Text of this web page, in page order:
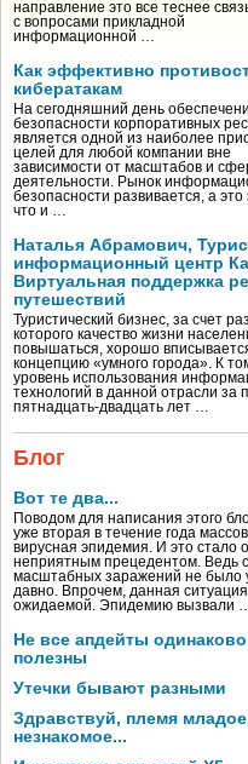
направление это все теснее
с вопросами прикладной
информационной …
Как эффективно
кибератакам
На сегодняшний день
безопасности корпоративных
является одной из наиболее
целей для любой компании вне
зависимости от масштабов и
деятельности. Рынок
безопасности развивается, а это
что и …
Наталья Абрамович,
информационный центр
Виртуальная поддержка
путешествий
Туристический бизнес, за счет
которого качество жизни
повышаться, хорошо
концепцию «умного города». К
уровень использования
технологий в данной отрасли за
пятнадцать-двадцать лет …
Блог
Вот те два...
Поводом для написания этого
уже вторая в течение года
вирусная эпидемия. И это стало
неприятным прецедентом. Ведь
масштабных заражений не было
давно. Впрочем, данная
ожидаемой. Эпидемию вызвали …
Не все апдейты одинаково
полезны
Утечки бывают разными
Здравствуй, племя
незнакомое...